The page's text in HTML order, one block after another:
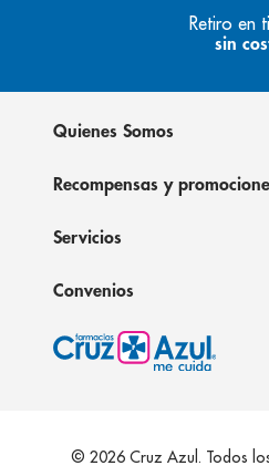
Retiro en
sin
Quienes Somos
Recompensas y
Servicios
Convenios
© 2026 Cruz Azul. Todos